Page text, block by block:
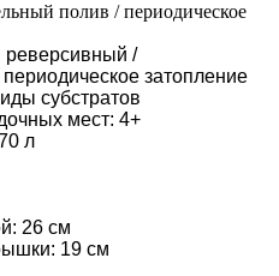
полив / периодическое
реверсивный /
затопление
субстратов
мест: 4+
л
26 см
19 см